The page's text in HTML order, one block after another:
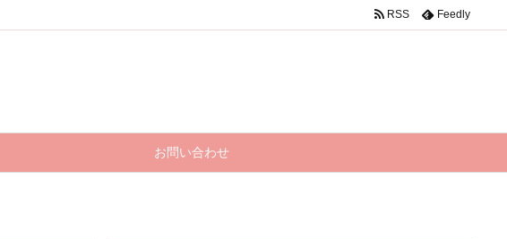
お問い合わせ
RSS Feedly